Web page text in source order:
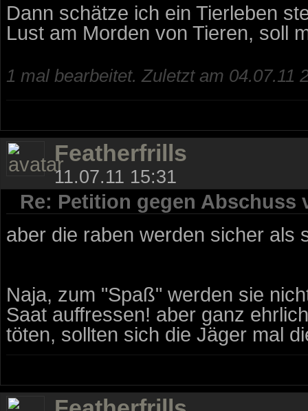
Dann schätze ich ein Tierleben
Lust am Morden von Tieren, soll
1 mal bearbeitet. Zuletzt am 04.07.11
Featherfrills
11.07.11 15:31
Re: Petition gegen Abschuss
aber die raben werden sicher als
Naja, zum "Spaß" werden sie
Saat auffressen! aber ganz
töten, sollten sich die Jäger mal